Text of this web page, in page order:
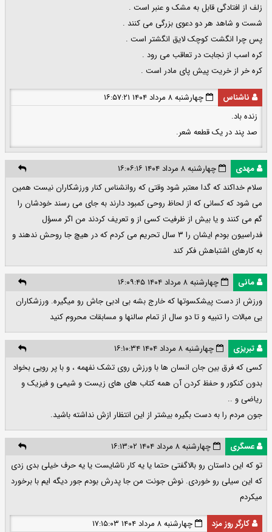
زلف از افتادگی قابل به مشک و عنبر است .
شست و شاهد هر دو دعوی بزرگی می کنند .
پس چرا انگشت کوچک لایق انگشتر است .
کره اسب از نجابت در تعاقب می رود .
کره خر از خریت پیش پای مادر است .
ناشناس
چهارشنبه ۸ مرداد ۱۴۰۴ ۱۶:۵۷:۲۱
زنده باد.
صد پند در یک قطعه شعر.
مهدی
چهارشنبه ۸ مرداد ۱۴۰۴ ۱۶:۰۶:۱۶
سلام خداکند که گدا معتبر شود وقتی که روانشناس کنار ورزشکاران نیست همین
می شود که کسانی که از لحاظ روحی کمبود دارند به جای می رسند خودشان را
گم می کنند و یا بیش از ظرفیت کسی از و تعریف کردند من اگر مسؤل
فدراسیون بودم ایشان را ۳ سال تحریم می کردم که در هیچ جا روحش ندهند و
به کارهای اشتباهش فکر کند
مانی
چهارشنبه ۸ مرداد ۱۴۰۴ ۱۶:۰۹:۴۵
ورزش از دست پیشکسوتها که خارج بشه بی ادبی جاش رو میگیره. ورزشکاران
بی مبالات را تنبیه و تا دو سال از تمام سالنها و مسابقات محروم کنید
تبریزی
چهارشنبه ۸ مرداد ۱۴۰۴ ۱۶:۱۰:۳۴
کسی که فرق بین جان انسان ها با ورزش روی تشک نفهمه ، و با پر رویی بخواد
بدون کنکور و حفظ کردن آن همه کتاب های های زیست و شیمی و فیزیک و
ریاضی و ..‌
جون مردم را به دست بگیره بیشتر از این انتظار ازش نداشته باشید.
عسگری
چهارشنبه ۸ مرداد ۱۴۰۴ ۱۶:۱۳:۰۲
تو که این داستان رو بالاگفتی حتما یا یه کار ناشایست یا یه حرف خیلی بدی زدی
که این سیلی رو خوردی. نوش جونت من جا پدرش بودم جور دیگه ایم با برخورد
میکردم
کارگر روز مزد چهارشنبه ۸ مرداد ۱۴۰۴ ۱۷:۱۵:۰۳